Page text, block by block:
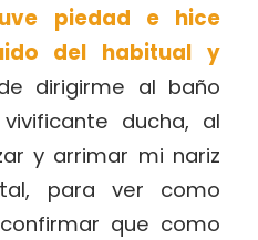
piedad e hice
del habitual y
dirigirme al baño
ducha, al
y arrimar mi nariz
para ver como
que como